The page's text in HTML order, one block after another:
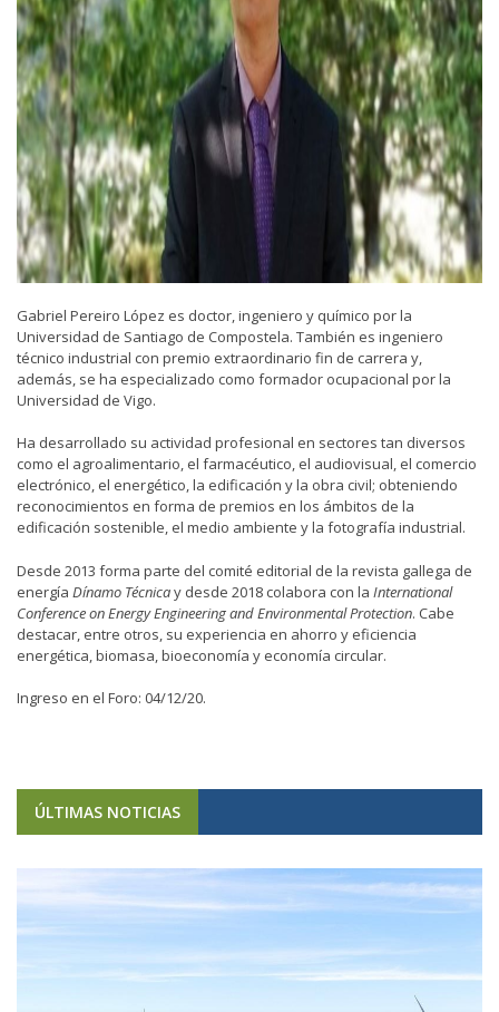
Gabriel Pereiro López es doctor, ingeniero y químico por la
Universidad de Santiago de Compostela. También es ingeniero
técnico industrial con premio extraordinario fin de carrera y,
además, se ha especializado como formador ocupacional por la
Universidad de Vigo.
Ha desarrollado su actividad profesional en sectores tan diversos
como el agroalimentario, el farmacéutico, el audiovisual, el comercio
electrónico, el energético, la edificación y la obra civil; obteniendo
reconocimientos en forma de premios en los ámbitos de la
edificación sostenible, el medio ambiente y la fotografía industrial.
Desde 2013 forma parte del comité editorial de la revista gallega de
energía Dínamo Técnicay desde 2018 colabora con la International
Conference on Energy Engineering and Environmental Protection. Cabe
destacar, entre otros, su experiencia en ahorro y eficiencia
energética, biomasa, bioeconomía y economía circular.
Ingreso en el Foro: 04/12/20.
ÚLTIMAS NOTICIAS